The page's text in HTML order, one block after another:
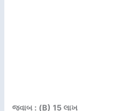
જવાબ : (B) 15 લાખ